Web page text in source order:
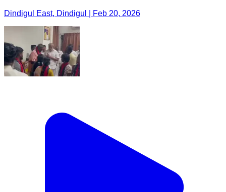
Dindigul East, Dindigul | Feb 20, 2026